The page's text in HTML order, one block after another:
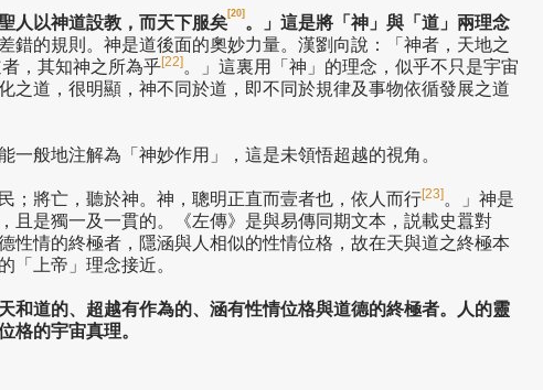
人以神道設教，而天下服矣[20] 。」 這是將「神」與「道」兩理念
錯的規則。神是道後面的奧妙力量。漢劉向說：「神者，天地之
，其知神之所為乎[22]。」這裏用「神」的理念，似乎不只是宇宙
之道，很明顯，神不同於道，即不同於規律及事物依循發展之道
般地注解為「神妙作用」，這是未領悟超越的視角。
；將亡，聽於神。神，聰明正直而壹者也，依人而行[23]。」神是
且是獨一及一貫的。《左傳》是與易傳同期文本，説載史囂對
性情的終極者，隱涵與人相似的性情位格，故在天與道之終極本
「上帝」理念接近。
和道的、超越有作為的、涵有性情位格與道德的終極者。人的靈
格的宇宙真理。